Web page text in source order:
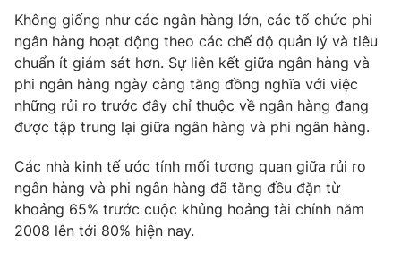
Giải sao mai
Chất lượng cuộc sống
Tuyển sinh
Học trực tuyến
Công nghệ
Hitech Công nghệ tương lai
Sản phẩm
Tư vấn
Giao lưu trực tuyến
Lịch phát sóng
Chuyên mục khác
Emagazine
Không giống như các ngân hàng lớn, các tổ chức phi
ngân hàng hoạt động theo các chế độ quản lý và tiêu
chuẩn ít giám sát hơn. Sự liên kết giữa ngân hàng và
phi ngân hàng ngày càng tăng đồng nghĩa với việc
những rủi ro trước đây chỉ thuộc về ngân hàng đang
được tập trung lại giữa ngân hàng và phi ngân hàng.
Các nhà kinh tế ước tính mối tương quan giữa rủi ro
ngân hàng và phi ngân hàng đã tăng đều đặn từ
khoảng 65% trước cuộc khủng hoảng tài chính năm
2008 lên tới 80% hiện nay.